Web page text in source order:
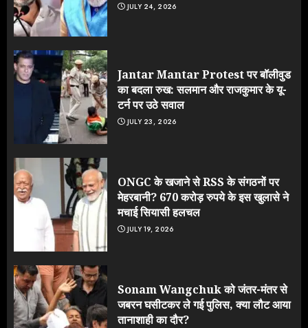
JULY 24, 2026
Jantar Mantar Protest पर बॉलीवुड
का बदला रुख: सलमान और राजकुमार के यू-
टर्न पर उठे सवाल
JULY 23, 2026
ONGC के खजाने से RSS के संगठनों पर
मेहरबानी? 670 करोड़ रुपये के इस खुलासे ने
मचाई सियासी हलचल
JULY 19, 2026
Sonam Wangchuk को जंतर-मंतर से
जबरन घसीटकर ले गई पुलिस, क्या लौट आया
तानाशाही का दौर?